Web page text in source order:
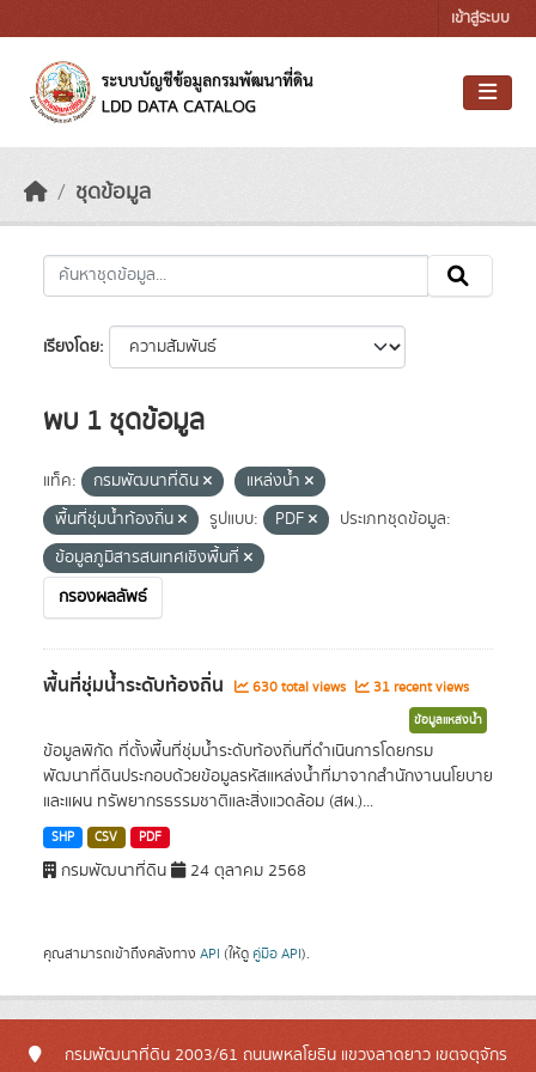
เข้าสู่ระบบ
ชุดข้อมูล
เรียงโดย
พบ 1 ชุดข้อมูล
แท็ค: กรมพัฒนาที่ดิน
แหล่งน้ำ
พื้นที่ชุ่มน้ำท้องถิ่น
รูปแบบ: PDF
ประเภทชุดข้อมูล:
ข้อมูลภูมิสารสนเทศเชิงพื้นที่
กรองผลลัพธ์
พื้นที่ชุ่มน้ำระดับท้องถิ่น 630 total views 31 recent views
ข้อมูลแหล่งน้ำ
ข้อมูลพิกัด ที่ตั้งพื้นที่ชุ่มน้ำระดับท้องถิ่นที่ดำเนินการโดยกรม
พัฒนาที่ดินประกอบด้วยข้อมูลรหัสแหล่งน้ำที่มาจากสำนักงานนโยบาย
และแผน ทรัพยากรธรรมชาติและสิ่งแวดล้อม (สผ.)...
SHP CSV PDF
กรมพัฒนาที่ดิน 24 ตุลาคม 2568
คุณสามารถเข้าถึงคลังทาง API (ให้ดู คู่มือ API).
กรมพัฒนาที่ดิน 2003/61 ถนนพหลโยธิน แขวงลาดยาว เขตจตุจักร